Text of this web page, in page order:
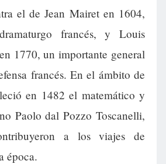
el de Jean Mairet en 1604,
francés, y Louis
1770, un importante general
francés. En el ámbito de
en 1482 el matemático y
Paolo dal Pozzo Toscanelli,
a los viajes de
época.